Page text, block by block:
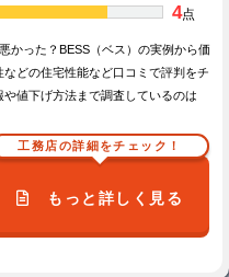
4点
かった？BESS（ベス）の実例から価
どの住宅性能など口コミで評判をチ
値下げ方法まで調査しているのは
工務店の詳細をチェック！
もっと詳しく見る